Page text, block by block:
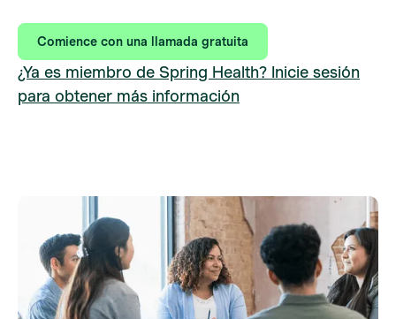
Comience con una llamada gratuita
¿Ya es miembro de Spring Health? Inicie sesión
para obtener más información